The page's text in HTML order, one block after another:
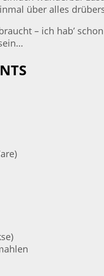
über alles
– ich hab’